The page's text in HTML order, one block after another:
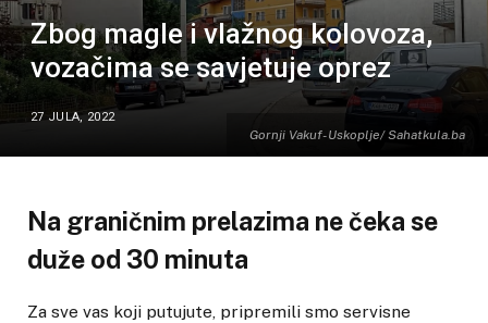
Gornji Vakuf- Uskoplje/ Sahatkula.ba
Zbog magle i vlažnog kolovoza,
vozačima se savjetuje oprez
27 JULA, 2022
Na graničnim prelazima ne čeka se
duže od 30 minuta
Za sve vas koji putujute, pripremili smo servisne